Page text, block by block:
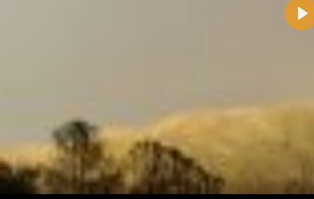
Alle HTML-Tags außer <br>, <strike> und <i> werden aus Deinem Kommentar entfernt.
URLs werden automatisch umgewandelt. Bitte verwende "www." oder "http://" in URLs